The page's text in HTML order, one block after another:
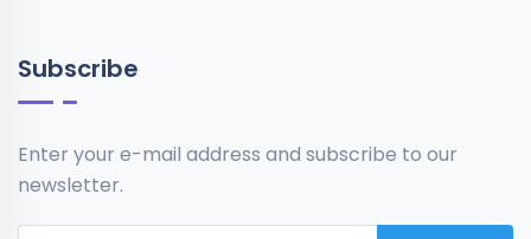
Subscribe
Enter your e-mail address and subscribe to our
newsletter.